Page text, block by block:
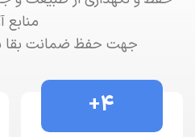
منابع
جهت حفظ ضمانت بقا
4
+